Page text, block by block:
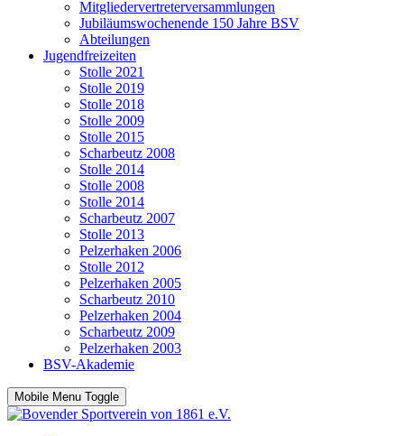
Mitgliedervertreterversammlungen
Jubiläumswochenende 150 Jahre BSV
Abteilungen
Jugendfreizeiten
Stolle 2021
Stolle 2019
Stolle 2018
Stolle 2009
Stolle 2015
Scharbeutz 2008
Stolle 2014
Stolle 2008
Stolle 2014
Scharbeutz 2007
Stolle 2013
Pelzerhaken 2006
Stolle 2012
Pelzerhaken 2005
Scharbeutz 2010
Pelzerhaken 2004
Scharbeutz 2009
Pelzerhaken 2003
BSV-Akademie
Mobile Menu Toggle